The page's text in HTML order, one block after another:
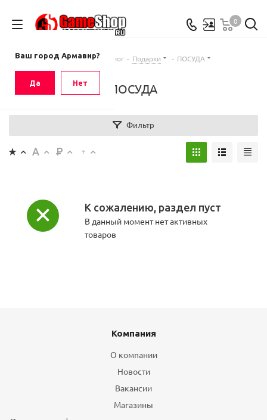
Ваш город Армавир?
Да Нет
0
Главная - Каталог - Подарки - ПОСУДА
ПОСУДА
Фильтр
К сожалению, раздел пуст
В данный момент нет активных
товаров
Компания
О компании
Новости
Вакансии
Магазины